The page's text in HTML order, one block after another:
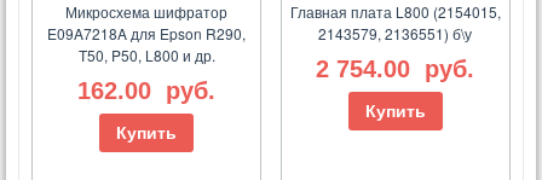
Микросхема шифратор
E09A7218A для Epson R290,
T50, P50, L800 и др.
162.00 руб.
Купить
Главная плата L800 (2154015,
2143579, 2136551) б\у
2 754.00 руб.
Купить